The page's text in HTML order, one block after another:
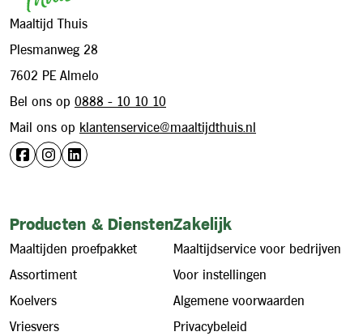
Maaltijd Thuis
Plesmanweg 28
7602 PE Almelo
Bel ons op 0888 - 10 10 10
Mail ons op klantenservice@maaltijdthuis.nl
Producten & Diensten
Maaltijden proefpakket
Assortiment
Koelvers
Vriesvers
Zakelijk
Maaltijdservice voor bedrijven
Voor instellingen
Algemene voorwaarden
Privacybeleid